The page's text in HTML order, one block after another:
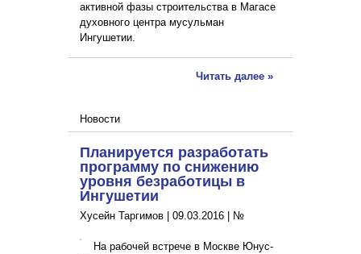
активной фазы строительства в Магасе
духовного центра мусульман
Ингушетии.
Читать далее »
Новости
Планируется разработать
программу по снижению
уровня безработицы в
Ингушетии
Хусейн Таргимов | 09.03.2016 №
На рабочей встрече в Москве Юнус-